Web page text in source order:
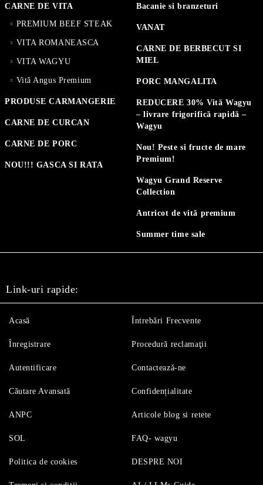
CARNE DE VITA
PREMIUM BEEF STEAK
VITA ROMANEASCA
VITA WAGYU
Vită Angus Premium
PRODUSE CARMANGERIE
CARNE DE CURCAN
CARNE DE PORC
NOU!!! GASCA SI RATA
Bacanie si branzeturi
VANAT
CARNE DE BERBECUT SI
MIEL
PORC MANGALITA
REDUCERE 30% Vită Wagyu
– livrare frigorifică rapidă –
Wagyu
Nou! Peste si fructe de mare
Premium!
Wagyu Grand Reserve
Collection
Antricot de vită premium
Summer time sale
Link-uri rapide:
Acasă
Înregistrare
Autentificare
Căutare Avansată
Întrebări Frecvente
Procedură reclamaţii
Contactează-ne
Confidențialitate
ANPC
SOL
Politica de cookies
Articole blog si retete
FAQ- wagyu
DESPRE NOI